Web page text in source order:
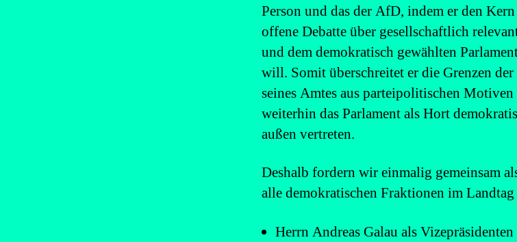
Person und das der AfD, indem er den
offene Debatte über gesellschaftlich
und dem demokratisch gewählten
will. Somit überschreitet er die Grenzen
seines Amtes aus parteipolitischen
weiterhin das Parlament als Hort
außen vertreten.
Deshalb fordern wir einmalig gemeinsam
alle demokratischen Fraktionen im
Herrn Andreas Galau als